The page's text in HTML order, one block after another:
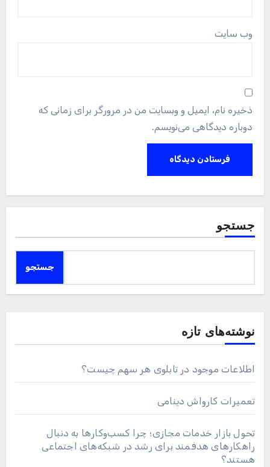
وب‌ سایت
ذخیره نام، ایمیل و وبسایت من در مرورگر برای زمانی که
دوباره دیدگاهی می‌نویسم.
جستجو
جستجو
نوشته‌های تازه
اطلاعات موجود در تابلوی هر سهم چیست؟
تعمیرات کارواش دینامی
تحول بازار خدمات مجازی؛ چرا کسب‌وکارها به دنبال
راهکارهای هدفمند برای رشد در شبکه‌های اجتماعی
هستند؟